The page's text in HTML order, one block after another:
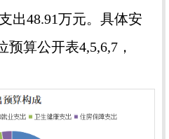
出48.91万元。具体安
算公开表4,5,6,7，